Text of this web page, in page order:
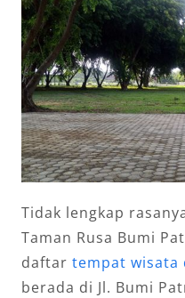
Tidak lengkap
Taman Rusa Bumi
daftar tempat wisata
berada di Jl. Bumi